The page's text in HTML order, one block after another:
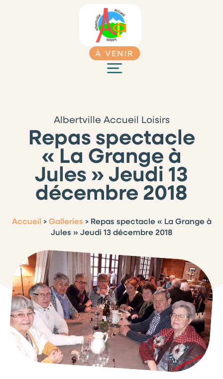
À VENIR
Albertville Accueil Loisirs
Repas spectacle
« La Grange à
Jules » Jeudi 13
décembre 2018
Accueil >Galleries > Repas spectacle « La Grange à
Jules » Jeudi 13 décembre 2018